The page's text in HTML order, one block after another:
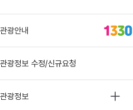
관광안내
관광정보 수정/신규요청
관광정보